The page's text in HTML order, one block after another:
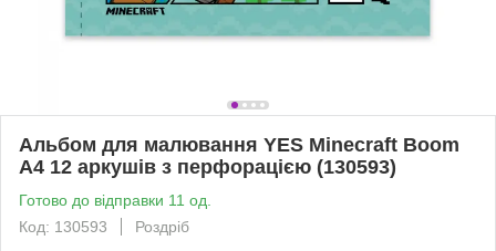
Альбом для малювання YES Minecraft Boom
А4 12 аркушів з перфорацією (130593)
Готово до відправки 11 од.
Код: 130593
Роздріб